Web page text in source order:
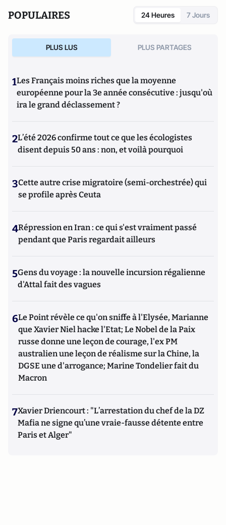
POPULAIRES 24 Heures 7 Jours
PLUS LUS PLUS PARTAGES
1Les Français moins riches que la moyenne
européenne pour la 3e année consécutive : jusqu'où
ira le grand déclassement ?
2L’été 2026 confirme tout ce que les écologistes
disent depuis 50 ans : non, et voilà pourquoi
3Cette autre crise migratoire (semi-orchestrée) qui
se profile après Ceuta
4Répression en Iran : ce qui s'est vraiment passé
pendant que Paris regardait ailleurs
5Gens du voyage : la nouvelle incursion régalienne
d'Attal fait des vagues
6Le Point révèle ce qu'on sniffe à l'Elysée, Marianne
que Xavier Niel hacke l'Etat; Le Nobel de la Paix
russe donne une leçon de courage, l'ex PM
australien une leçon de réalisme sur la Chine, la
DGSE une d'arrogance; Marine Tondelier fait du
Macron
7Xavier Driencourt : "L’arrestation du chef de la DZ
Mafia ne signe qu’une vraie-fausse détente entre
Paris et Alger"